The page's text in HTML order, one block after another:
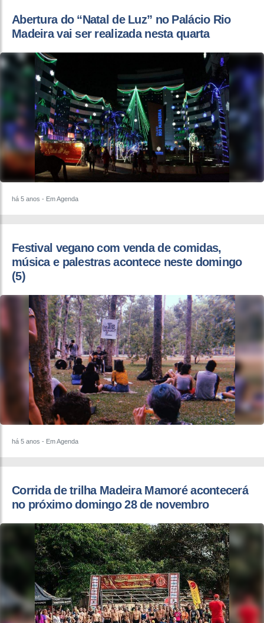
Abertura do “Natal de Luz” no Palácio Rio
Madeira vai ser realizada nesta quarta
há 5 anos - Em Agenda
Festival vegano com venda de comidas,
música e palestras acontece neste domingo
(5)
há 5 anos - Em Agenda
Corrida de trilha Madeira Mamoré acontecerá
no próximo domingo 28 de novembro